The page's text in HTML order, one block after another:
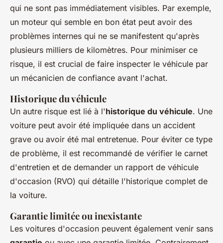
qui ne sont pas immédiatement visibles. Par exemple,
un moteur qui semble en bon état peut avoir des
problèmes internes qui ne se manifestent qu'après
plusieurs milliers de kilomètres. Pour minimiser ce
risque, il est crucial de faire inspecter le véhicule par
un mécanicien de confiance avant l'achat.
Historique du véhicule
Un autre risque est lié à l'historique du véhicule. Une
voiture peut avoir été impliquée dans un accident
grave ou avoir été mal entretenue. Pour éviter ce type
de problème, il est recommandé de vérifier le carnet
d'entretien et de demander un rapport de véhicule
d'occasion (RVO) qui détaille l'historique complet de
la voiture.
Garantie limitée ou inexistante
Les voitures d'occasion peuvent également venir sans